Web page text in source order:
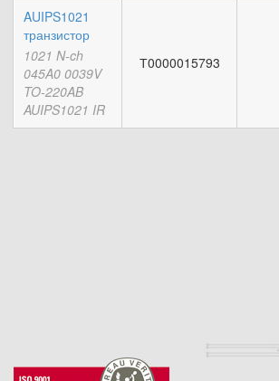
AUIPS1021
транзистор
1021 N-ch
045A0 0039V
TO-220AB
AUIPS1021 IR
Т0000015793